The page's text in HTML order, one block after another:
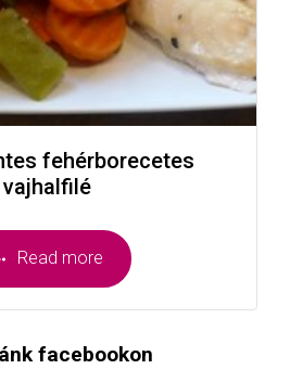
vajhalfilé
Read more
facebookon